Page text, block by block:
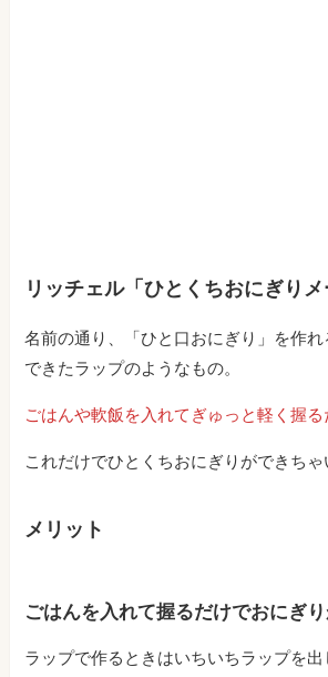
リッチェル「ひとくちおにぎりメ
名前の通り、「ひと口おにぎり」を作
できたラップのようなもの。
ごはんや軟飯を入れてぎゅっと軽く握る
これだけでひとくちおにぎりができちゃ
メリット
ごはんを入れて握るだけでおにぎ
ラップで作るときはいちいちラップを出